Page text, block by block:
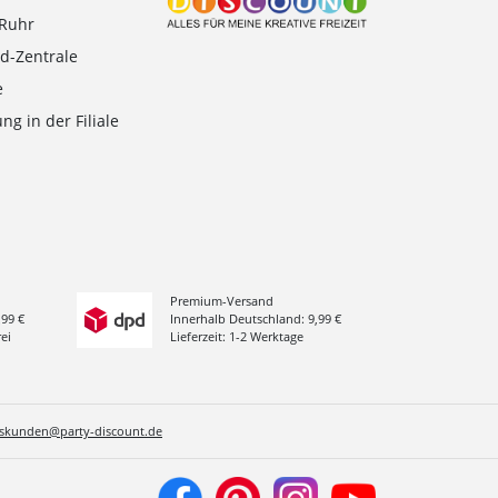
Zentrale
in der Filiale
€
Premium-Versand
Innerhalb Deutschland: 9,99 €
Lieferzeit: 1-2 Werktage
discount.de